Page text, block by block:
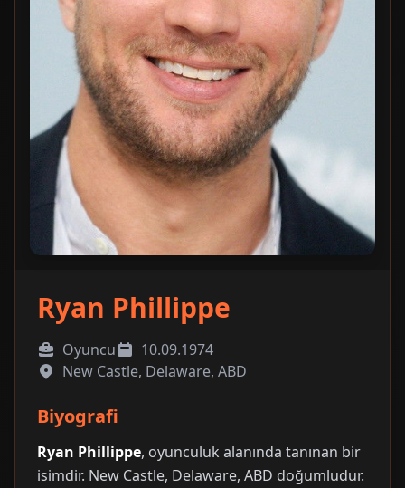
Ryan Phillippe
Oyuncu
10.09.1974
New Castle, Delaware, ABD
Biyografi
Ryan Phillippe, oyunculuk alanında tanınan bir
isimdir. New Castle, Delaware, ABD doğumludur.